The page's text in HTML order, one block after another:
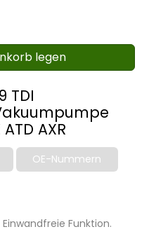
TDI
AXR
OE-Nummern
Funktion.
legen